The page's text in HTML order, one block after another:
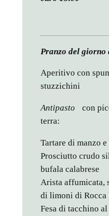
Pranzo del giorno
Aperitivo con
stuzzichini
Antipasto con
terra:
Tartare di manzo
Prosciutto crudo
bufala calabrese
Arista affumicata,
di limoni di Rocca
Fesa di tacchino